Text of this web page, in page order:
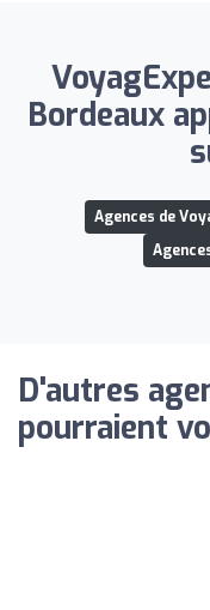
Bordeaux
Agences de
D'autres
pourraient